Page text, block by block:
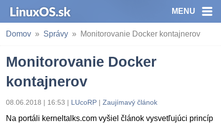
MENU
Domov Správy Monitorovanie Docker kontajnerov
Monitorovanie Docker
kontajnerov
08.06.2018 | 16:53 | LUcoRP | Zaujímavý článok
Na portáli kerneltalks.com vyšiel článok vysvetľujúci princíp